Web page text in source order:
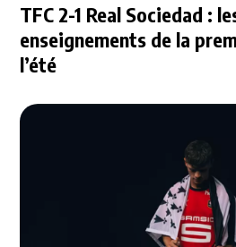
TFC 2-1 Real Sociedad :
enseignements de la
l’été